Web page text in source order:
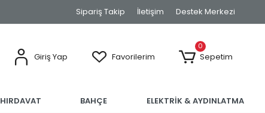
Sipariş Takip İletişim Destek Merkezi
Giriş Yap Favorilerim
0
Sepetim
HIRDAVAT BAHÇE ELEKTRİK & AYDINLATMA